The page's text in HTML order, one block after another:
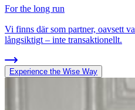
For the long run
Vi finns där som partner, oavsett
långsiktigt – inte transaktionellt.
Experience the Wise Way